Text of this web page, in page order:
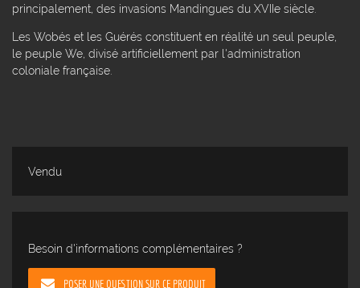
principalement, des invasions Mandingues du XVIIe siècle.
Les Wobés et les Guérés constituent en réalité un seul peuple,
le peuple We, divisé artificiellement par l'administration
coloniale française.
Vendu
Besoin d'informations complémentaires ?
POSER UNE QUESTION SUR CE PRODUIT